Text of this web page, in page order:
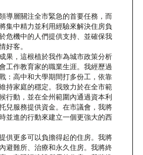
導層關注全市緊急的首要任務，而
集中精力並利用經驗來解決住房負
危機中的人們提供支持、並確保我
好客。
果，這根植於我作為城市政策分析
工作教育家的職業生涯。我經歷過
：高中和大學期間打多份工，依靠
持家庭的穩定。我致力於在全市範
行動，並在全州範圍內通過資本利
兒服務提供資金。在市議會，我將
並進的行動來建立一個更強大的西
供更多可以負擔得起的住房。我將
避難所、治療和永久住房。我將終